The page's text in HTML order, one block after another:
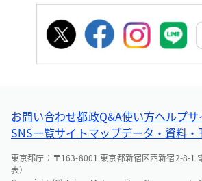
お問い合わせ都政Q&A使い方ヘルプ
SNS一覧サイトマップデータ・資料・
東京都庁：〒163-8001 東京都新宿区西新宿2-8-1
表）